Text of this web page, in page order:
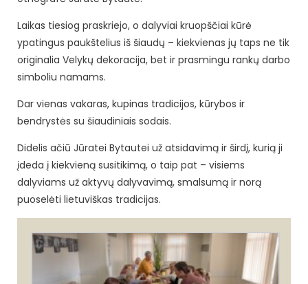
Laikas tiesiog praskriejo, o dalyviai kruopščiai kūrė
ypatingus paukštelius iš šiaudų – kiekvienas jų taps ne tik
originalia Velykų dekoracija, bet ir prasmingu rankų darbo
simboliu namams.
Dar vienas vakaras, kupinas tradicijos, kūrybos ir
bendrystės su šiaudiniais sodais.
Didelis ačiū Jūratei Bytautei už atsidavimą ir širdį, kurią ji
įdeda į kiekvieną susitikimą, o taip pat – visiems
dalyviams už aktyvų dalyvavimą, smalsumą ir norą
puoselėti lietuviškas tradicijas.